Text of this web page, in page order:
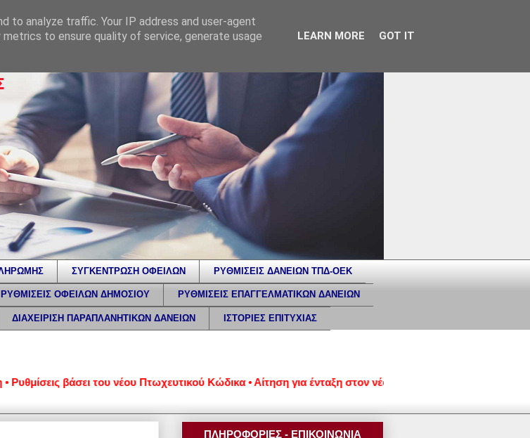
ΣΥΓΚΕΝΤΡΩΣΗ ΟΦΕΙΛΩΝ ΡΥΘΜΙΣΕΙΣ ΔΑΝΕΙΩΝ ΤΠΔ-ΟΕΚ
ΡΥΘΜΙΣΕΙΣ ΟΦΕΙΛΩΝ ΔΗΜΟΣΙΟΥ ΡΥΘΜΙΣΕΙΣ ΕΠΑΓΓΕΛΜΑΤΙΚΩΝ ΔΑΝΕΙΩΝ
ΔΙΑΧΕΙΡΙΣΗ ΠΑΡΑΠΛΑΝΗΤΙΚΩΝ ΔΑΝΕΙΩΝ ΙΣΤΟΡΙΕΣ ΕΠΙΤΥΧΙΑΣ
βάσει του νέου Πτωχευτικού Κώδικα • Αίτηση για ένταξη στον νέο εξωδικαστικό μηχανισμό
ΠΛΗΡΟΦΟΡΙΕΣ - ΕΠΙΚΟΙΝΩΝΙΑ
to analyze traffic. Your IP address and user-agent
to ensure quality of service, generate usage
LEARN MORE GOT IT